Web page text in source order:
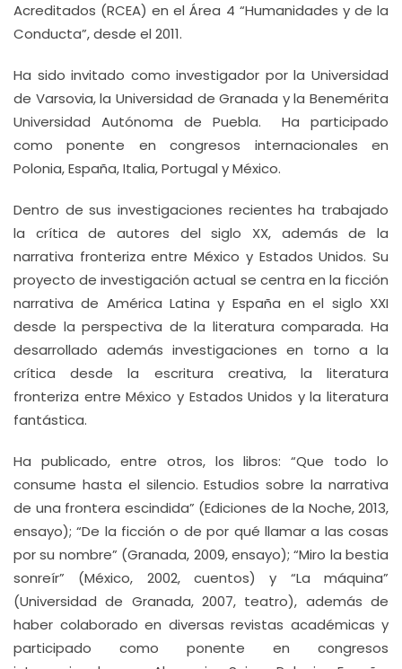
Acreditados (RCEA) en el Área 4 “Humanidades y de la
Conducta”, desde el 2011.
Ha sido invitado como investigador por la Universidad
de Varsovia, la Universidad de Granada y la Benemérita
Universidad Autónoma de Puebla. Ha participado
como ponente en congresos internacionales en
Polonia, España, Italia, Portugal y México.
Dentro de sus investigaciones recientes ha trabajado
la crítica de autores del siglo XX, además de la
narrativa fronteriza entre México y Estados Unidos. Su
proyecto de investigación actual se centra en la ficción
narrativa de América Latina y España en el siglo XXI
desde la perspectiva de la literatura comparada. Ha
desarrollado además investigaciones en torno a la
crítica desde la escritura creativa, la literatura
fronteriza entre México y Estados Unidos y la literatura
fantástica.
Ha publicado, entre otros, los libros: “Que todo lo
consume hasta el silencio. Estudios sobre la narrativa
de una frontera escindida” (Ediciones de la Noche, 2013,
ensayo); “De la ficción o de por qué llamar a las cosas
por su nombre” (Granada, 2009, ensayo); “Miro la bestia
sonreír” (México, 2002, cuentos) y “La máquina”
(Universidad de Granada, 2007, teatro), además de
haber colaborado en diversas revistas académicas y
participado como ponente en congresos